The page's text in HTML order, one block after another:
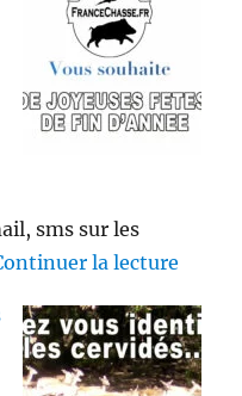
sms sur les
la lecture